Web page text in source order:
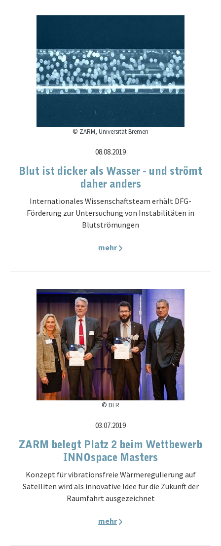
© ZARM, Universität Bremen
08.08.2019
Blut ist dicker als Wasser - und strömt
daher anders
Internationales Wissenschaftsteam erhält DFG-
Förderung zur Untersuchung von Instabilitäten in
Blutströmungen
mehr
© DLR
03.07.2019
ZARM belegt Platz 2 beim Wettbewerb
INNOspace Masters
Konzept für vibrationsfreie Wärmeregulierung auf
Satelliten wird als innovative Idee für die Zukunft der
Raumfahrt ausgezeichnet
mehr